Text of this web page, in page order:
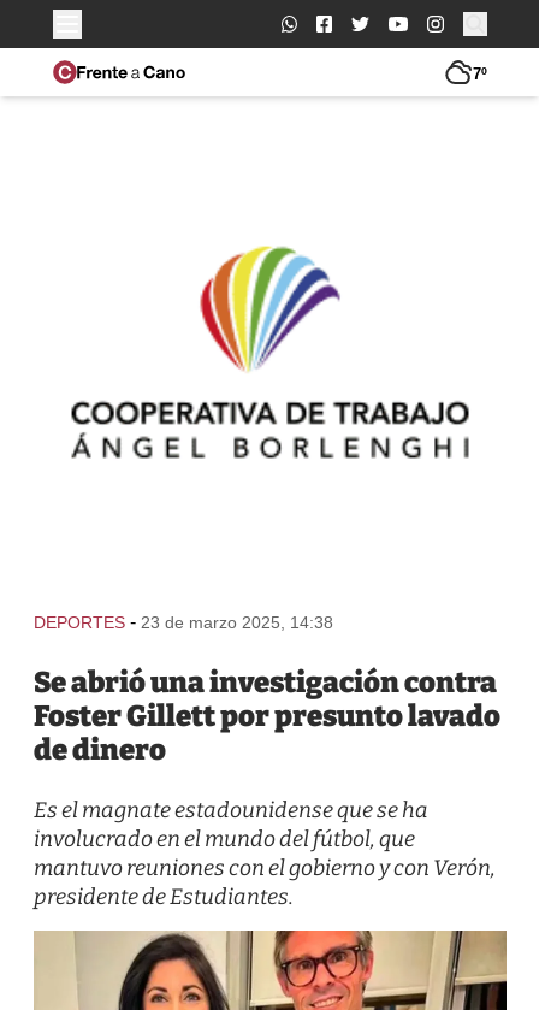
Buscar:
7º
DEPORTES - 23 de marzo 2025, 14:38
Se abrió una investigación contra
Foster Gillett por presunto lavado
de dinero
Es el magnate estadounidense que se ha
involucrado en el mundo del fútbol, que
mantuvo reuniones con el gobierno y con Verón,
presidente de Estudiantes.